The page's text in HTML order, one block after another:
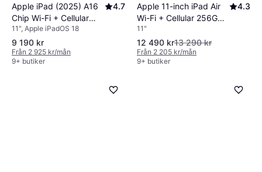
Apple iPad (2025) A16
Chip Wi-Fi + Cellular
256GB Silver
4.7
11", Apple iPadOS 18
9 190 kr
Från 2 925 kr/mån
9+ butiker
Apple 11-inch iPad Air
Wi-Fi + Cellular 256GB -
Space Gray (M4)
4.3
11"
12 490 kr13 290 kr
Från 2 205 kr/mån
9+ butiker